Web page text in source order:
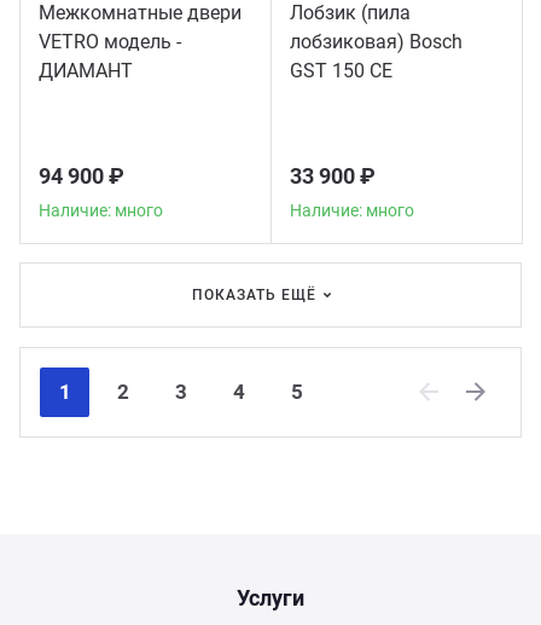
Межкомнатные двери
VETRO модель -
ДИАМАНТ
94 900 ₽
Наличие: много
Лобзик (пила
лобзиковая) Bosch
GST 150 CE
33 900 ₽
Наличие: много
ПОКАЗАТЬ ЕЩЁ
1 2 3 4
5
Услуги